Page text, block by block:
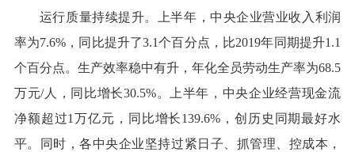
运行质量持续提升。上半年，中央企业营业收入利润
率为7.6%，同比提升了3.1个百分点，比2019年同期提升1.1
个百分点。生产效率稳中有升，年化全员劳动生产率为68.5
万元/人，同比增长30.5%。上半年，中央企业经营现金流
净额超过1万亿元，同比增长139.6%，创历史同期最好水
平。同时，各中央企业坚持过紧日子、抓管理、控成本，